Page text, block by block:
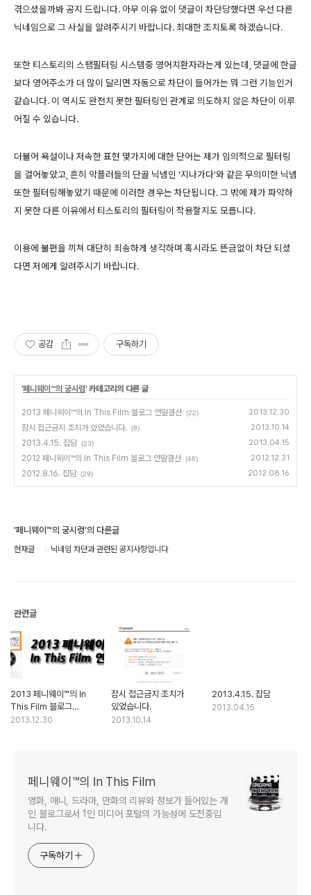
겪으셨을까봐 공지 드립니다. 아무 이유 없이 댓글이 차단당했다면 우선 다른
닉네임으로 그 사실을 알려주시기 바랍니다. 최대한 조치토록 하겠습니다.
또한 티스토리의 스팸필터링 시스템중 영어치환자라는게 있는데, 댓글에 한글
보다 영어주소가 더 많이 달리면 자동으로 차단이 들어가는 뭐 그런 기능인거
같습니다. 이 역시도 완전치 못한 필터링인 관계로 의도하지 않은 차단이 이루
어질 수 있습니다.
더불어 욕설이나 저속한 표현 몇가지에 대한 단어는 제가 임의적으로 필터링
을 걸어놓았고, 흔히 악플러들의 단골 닉넴인 '지나가다'와 같은 무의미한 닉넴
또한 필터링해놓았기 때문에 이러한 경우는 차단됩니다. 그 밖에 제가 파악하
지 못한 다른 이유에서 티스토리의 필터링이 작용할지도 모릅니다.
이용에 불편을 끼쳐 대단히 죄송하게 생각하며 혹시라도 뜬금없이 차단 되셨
다면 저에게 알려주시기 바랍니다.
공감 구독하기
'페니웨이™의 궁시렁' 카테고리의 다른 글
2013 페니웨이™의 In This Film 블로그 연말결산 (22) 2013.12.30
잠시 접근금지 조치가 있었습니다. (8) 2013.10.14
2013.4.15. 잡담 (23) 2013.04.15
2012 페니웨이™의 In This Film 블로그 연말결산 (46) 2012.12.31
2012.8.16. 잡담 (29) 2012.08.16
'페니웨이™의 궁시렁'의 다른글
현재글 닉네임 차단과 관련된 공지사항입니다
관련글
2013 페니웨이™의 In
This Film 블로그
연말결산
2013.12.30
잠시 접근금지 조치가
있었습니다.
2013.10.14
2013.4.15. 잡담
2013.04.15
페니웨이™의 In This Film
영화, 애니, 드라마, 만화의 리뷰와 정보가 들어있는 개
인 블로그로서 1인 미디어 포털의 가능성에 도전중입
니다.
구독하기